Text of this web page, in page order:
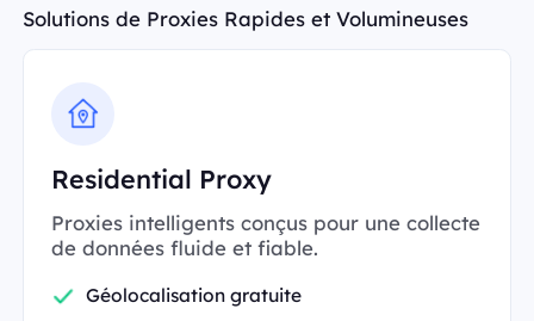
Solutions de Proxies Rapides et Volumineuses
Residential Proxy
Proxies intelligents conçus pour une collecte
de données fluide et fiable.
Géolocalisation gratuite